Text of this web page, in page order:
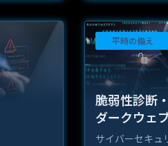
平時の備え
脆弱性診断
ダークウェ
サイバーセキュ